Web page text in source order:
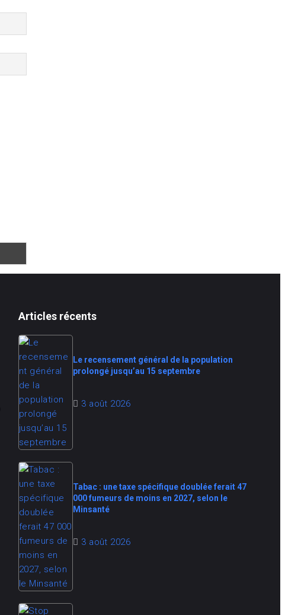
Articles récents
Le recensement général de la population
prolongé jusqu’au 15 septembre
3 août 2026
Tabac : une taxe spécifique doublée ferait 47
000 fumeurs de moins en 2027, selon le
Minsanté
3 août 2026